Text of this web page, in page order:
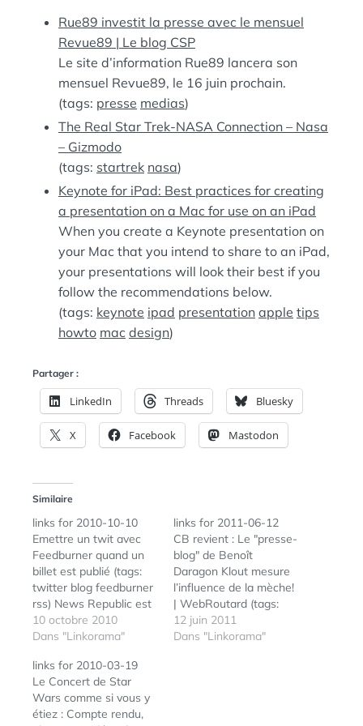
Rue89 investit la presse avec le mensuel
Revue89 | Le blog CSP
Le site d’information Rue89 lancera son
mensuel Revue89, le 16 juin prochain.
(tags: presse medias)
The Real Star Trek-NASA Connection – Nasa
– Gizmodo
(tags: startrek nasa)
Keynote for iPad: Best practices for creating
a presentation on a Mac for use on an iPad
When you create a Keynote presentation on
your Mac that you intend to share to an iPad,
your presentations will look their best if you
follow the recommendations below.
(tags: keynote ipad presentation apple tips
howto mac design)
Partager :
LinkedIn Threads Bluesky
X Facebook Mastodon
Similaire
links for 2010-10-10
Emettre un twit avec
Feedburner quand un
billet est publié (tags:
twitter blog feedburner
rss) News Republic est
gratuit aujourd’hui
News Republic agrège
d’infos en quasi-temps
réel et vous permet de
réinventer la manière
dont vous
10 octobre 2010
Dans "Linkorama"
links for 2011-06-12
CB revient : Le "presse-
blog" de Benoît
Daragon Klout mesure
l’influence de la mèche!
| WebRoutard (tags:
influence facebook
twitter klout) Faut-il
12 juin 2011
Dans "Linkorama"
links for 2010-03-19
Le Concert de Star
Wars comme si vous y
étiez : Compte rendu,